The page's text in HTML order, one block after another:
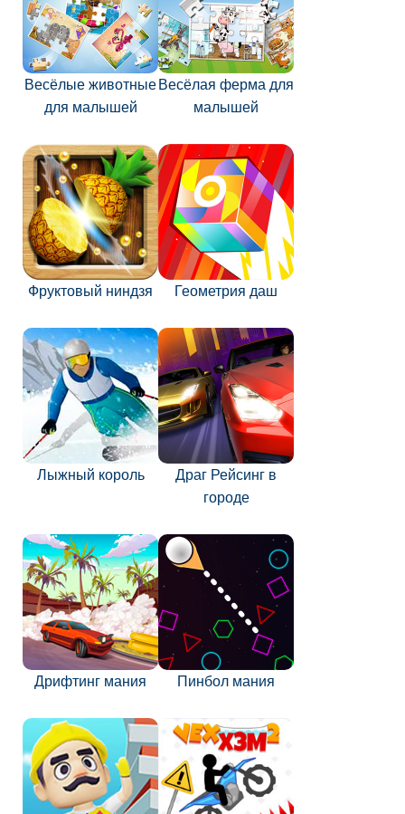
Весёлые животные
для малышей
Весёлая ферма для
малышей
Фруктовый ниндзя Геометрия даш
Лыжный король
Драг Рейсинг в
городе
Дрифтинг мания Пинбол мания